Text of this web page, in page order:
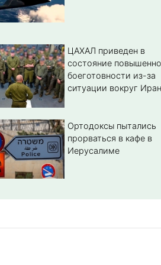
ЦАХАЛ приведен в
состояние
боеготовности из-за
ситуации вокруг
Ортодоксы пытались
прорваться в кафе в
Иерусалиме